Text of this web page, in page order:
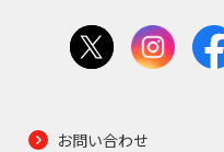
お問い合わせ